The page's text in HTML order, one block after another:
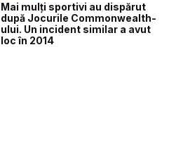
Mai mulți sportivi au dispărut
după Jocurile Commonwealth-
ului. Un incident similar a avut
loc în 2014